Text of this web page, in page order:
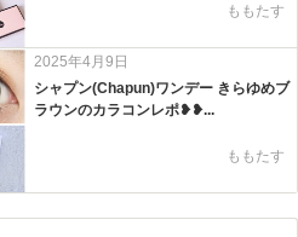
ももたす
2025年4月9日
シャプン(Chapun)ワンデー きらゆめブ
ラウンのカラコンレポ❥❥...
ももたす